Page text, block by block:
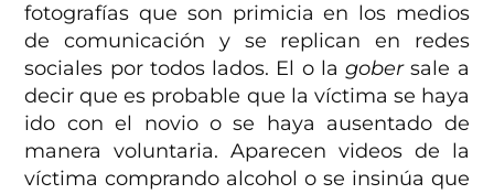
fotografías que son primicia en los medios
de comunicación y se replican en redes
sociales por todos lados. El o lagobersale a
decir que es probable que la víctima se haya
ido con el novio o se haya ausentado de
manera voluntaria. Aparecen videos de la
víctima comprando alcohol o se insinúa que